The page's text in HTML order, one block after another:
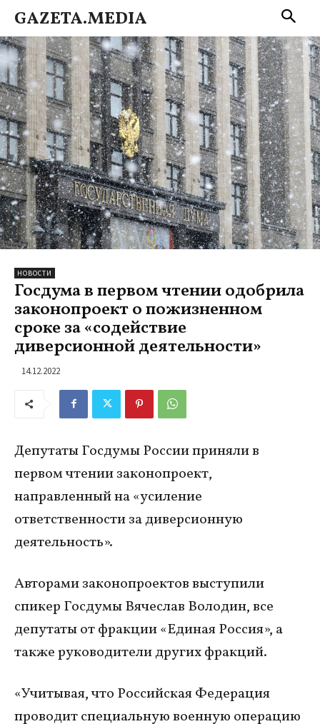
GAZETA.MEDIA
НОВОСТИ
Госдума в первом чтении одобрила
законопроект о пожизненном
сроке за «содействие
диверсионной деятельности»
14.12.2022
Депутаты Госдумы России приняли в
первом чтении законопроект,
направленный на «усиление
ответственности за диверсионную
деятельность».
Авторами законопроектов выступили
спикер Госдумы Вячеслав Володин, все
депутаты от фракции «Единая Россия», а
также руководители других фракций.
«Учитывая, что Российская Федерация
проводит специальную военную операцию